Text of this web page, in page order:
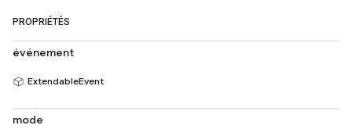
PROPRIÉTÉS
événement
ExtendableEvent
mode